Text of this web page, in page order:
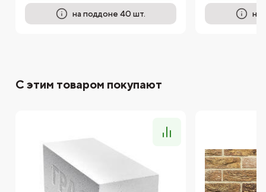
на поддоне 40 шт. на
С этим товаром покупают